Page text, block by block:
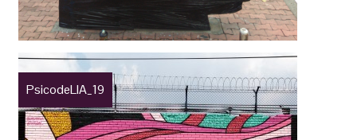
PsicodeLIA_19